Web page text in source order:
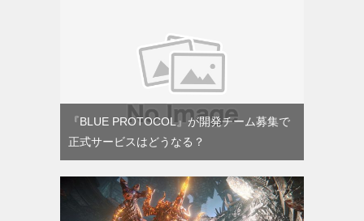
『BLUE PROTOCOL』が開発チーム募集で
正式サービスはどうなる？